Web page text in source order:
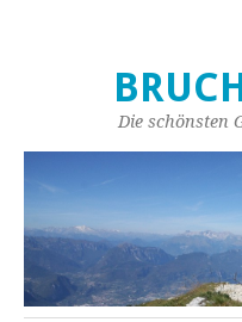
Die schönsten